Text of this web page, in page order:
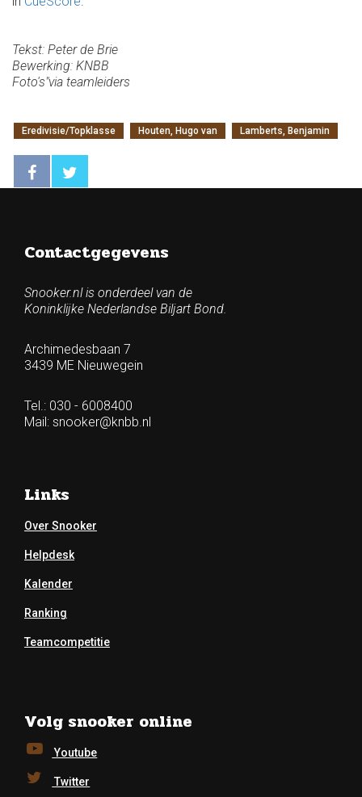
Tekst: Peter de Brie
Bewerking: KNBB
Foto's"via teamleiders
Eredivisie/Topklasse Houten, Hugo van Lamberts, Benjamin
Contactgegevens
Snooker.nl is onderdeel van de
Koninklijke Nederlandse Biljart Bond.
Archimedesbaan 7
3439 ME Nieuwegein
Tel.: 030 - 6008400
Mail: snooker@knbb.nl
Links
Over Snooker
Helpdesk
Kalender
Ranking
Teamcompetitie
Volg snooker online
Youtube
Twitter